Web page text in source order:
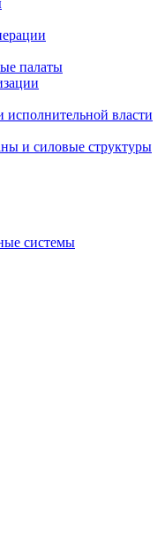
палаты
исполнительной власти
и силовые структуры
системы